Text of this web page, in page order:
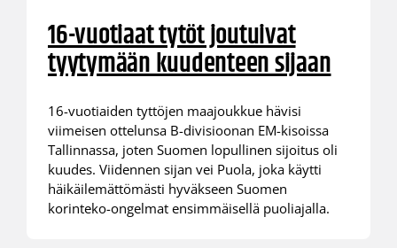
16-vuotiaat tytöt joutuivat
tyytymään kuudenteen sijaan
16-vuotiaiden tyttöjen maajoukkue hävisi
viimeisen ottelunsa B-divisioonan EM-kisoissa
Tallinnassa, joten Suomen lopullinen sijoitus oli
kuudes. Viidennen sijan vei Puola, joka käytti
häikäilemättömästi hyväkseen Suomen
korinteko-ongelmat ensimmäisellä puoliajalla.